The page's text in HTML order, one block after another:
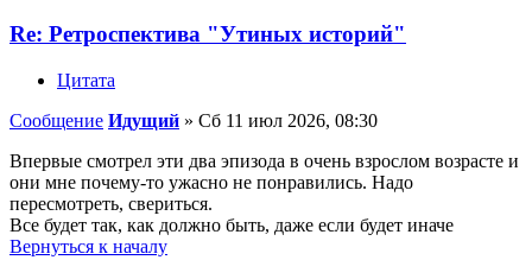
Re: Ретроспектива "Утиных историй"
Цитата
Сообщение Идущий » Сб 11 июл 2026, 08:30
Впервые смотрел эти два эпизода в очень взрослом возрасте и
они мне почему-то ужасно не понравились. Надо
пересмотреть, свериться.
Все будет так, как должно быть, даже если будет иначе
Вернуться к началу